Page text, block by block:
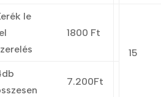
le
1800 Ft
7.200Ft
15